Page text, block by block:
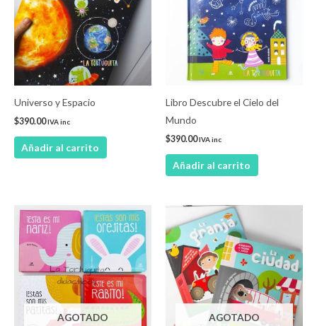
Universo y Espacio
$390.00IVA inc
Añadir al carrito
Libro Descubre el Cielo del
Mundo
$390.00IVA inc
Añadir al carrito
AGOTADO
Este
producto
tiene
múltiples
variantes.
Las
opciones
AGOTADO
tiene
Las